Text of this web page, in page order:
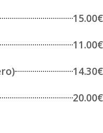
15.00€
11.00€
14.30€
20.00€